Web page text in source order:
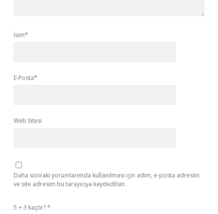
İsim*
E-Posta*
Web Sitesi
Daha sonraki yorumlarımda kullanılması için adım, e-posta adresim
ve site adresim bu tarayıcıya kaydedilsin.
5 + 3 kaçtır?*